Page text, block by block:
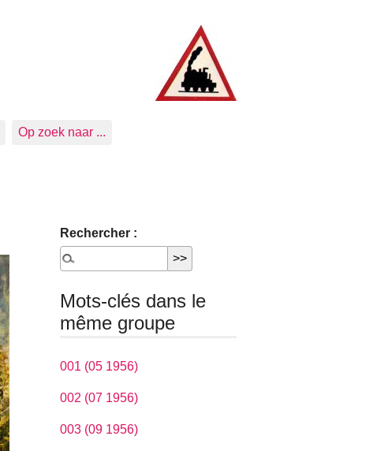
Op zoek naar ...
Rechercher :
Mots-clés dans le
même groupe
001 (05 1956)
002 (07 1956)
003 (09 1956)